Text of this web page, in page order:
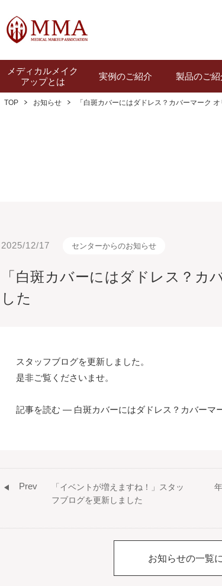
メディカルメイク
アップとは
実例のご紹介 製品のご紹
TOP お知らせ 「白斑カバーにはダドレス？カバーマーク
2025/12/17 センターからのお知らせ
「白斑カバーにはダドレス？カ
した
スタッフブログを更新しました。
是非ご覧くださいませ。
記事を読む ― 白斑カバーにはダドレス？カバーマ
「イベントが増えますね！」スタッ
フブログを更新しました
Prev
お知らせの一覧